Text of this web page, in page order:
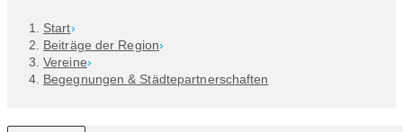
Start›
Beiträge der Region›
Vereine›
Begegnungen & Städtepartnerschaften